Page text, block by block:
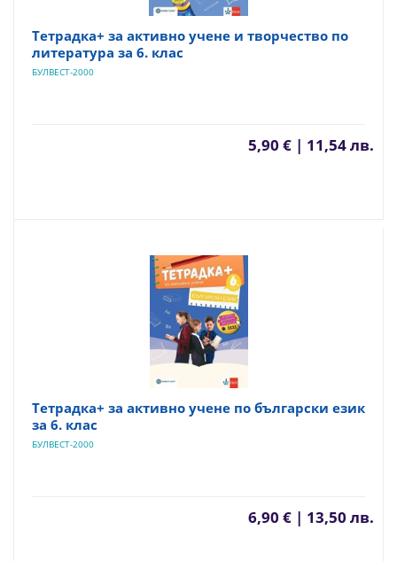
Тетрадка+ за активно учене и творчество по
литература за 6. клас
БУЛВЕСТ-2000
5,90 € | 11,54 лв.
Тетрадка+ за активно учене по български език
за 6. клас
БУЛВЕСТ-2000
6,90 € | 13,50 лв.